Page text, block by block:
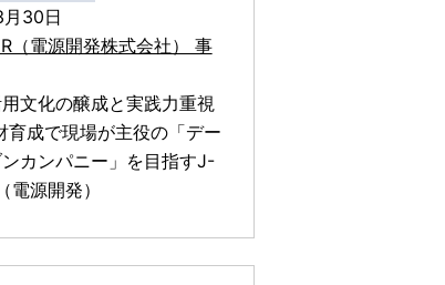
30日
（電源開発株式会社） 事
文化の醸成と実践力重視
育成で現場が主役の「デー
カンパニー」を目指すJ-
電源開発）